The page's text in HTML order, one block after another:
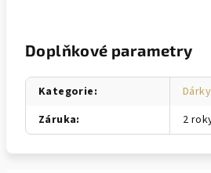
Doplňkové parametry
Kategorie:
Záruka: 2